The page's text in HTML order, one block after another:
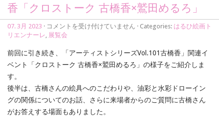
香「クロストーク 古橋香×鷲田めるろ」
07. 3月 2023 · 【後
編】
ー
ィ
ト
リ
ー
コメントを受け付けていません · Categories: はるひ絵画ト
リエンナーレ
展覧会
前回に引き続き、「アーティストシリーズVol.101古橋香」関連イ
ベント「クロストーク 古橋香×鷲田めるろ」の様子をご紹介しま
す。
後半は、古橋さんの絵具へのこだわりや、油彩と水彩ドローイン
グの関係についてのお話、さらに来場者からのご質問に古橋さん
がお答えする場面もありました。